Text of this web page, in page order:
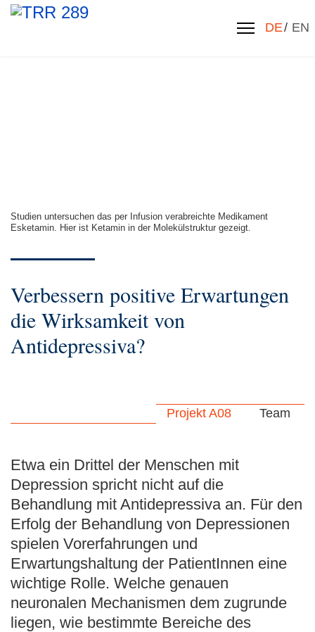
DE EN
Studien untersuchen das per Infusion verabreichte Medikament
Esketamin. Hier ist Ketamin in der Molekülstruktur gezeigt.
Verbessern positive Erwartungen
die Wirksamkeit von
Antidepressiva?
Projekt A08 Team
Etwa ein Drittel der Menschen mit
Depression spricht nicht auf die
Behandlung mit Antidepressiva an. Für den
Erfolg der Behandlung von Depressionen
spielen Vorerfahrungen und
Erwartungshaltung der PatientInnen eine
wichtige Rolle. Welche genauen
neuronalen Mechanismen dem zugrunde
liegen, wie bestimmte Bereiche des